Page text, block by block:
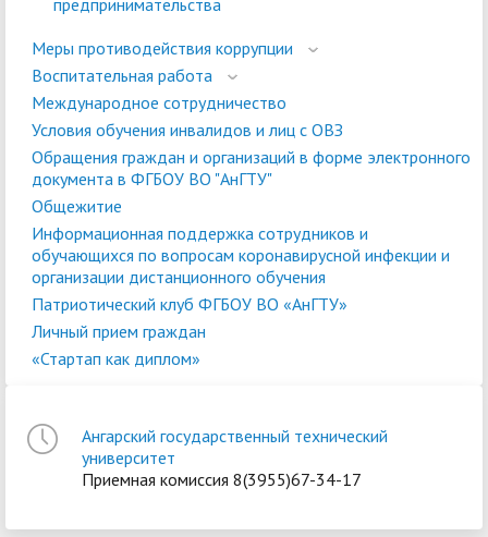
предпринимательства
Меры противодействия коррупции
Воспитательная работа
Международное сотрудничество
Условия обучения инвалидов и лиц с ОВЗ
Обращения граждан и организаций в форме электронного
документа в ФГБОУ ВО "АнГТУ"
Общежитие
Информационная поддержка сотрудников и
обучающихся по вопросам коронавирусной инфекции и
организации дистанционного обучения
Патриотический клуб ФГБОУ ВО «АнГТУ»
Личный прием граждан
«Стартап как диплом»
Ангарский государственный технический
университет
Приемная комиссия 8(3955)67-34-17